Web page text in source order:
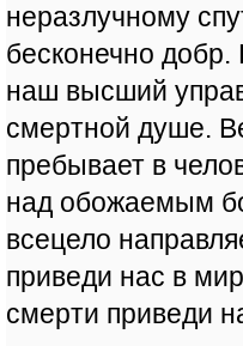
неразлучному
бесконечно
наш высший
смертной душе.
пребывает в
над обожаемым
всецело
приведи нас в
смерти приведи